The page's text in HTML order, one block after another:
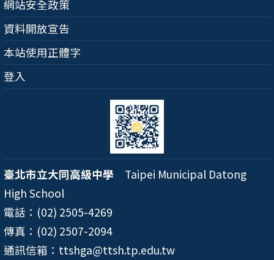
網站安全政策
資料開放宣告
本站使用正體字
登入
臺北市立大同高級中學 Taipei Municipal Datong
High School
電話：(02) 2505-4269
傳真：(02) 2507-2094
通訊信箱：ttshga@ttsh.tp.edu.tw